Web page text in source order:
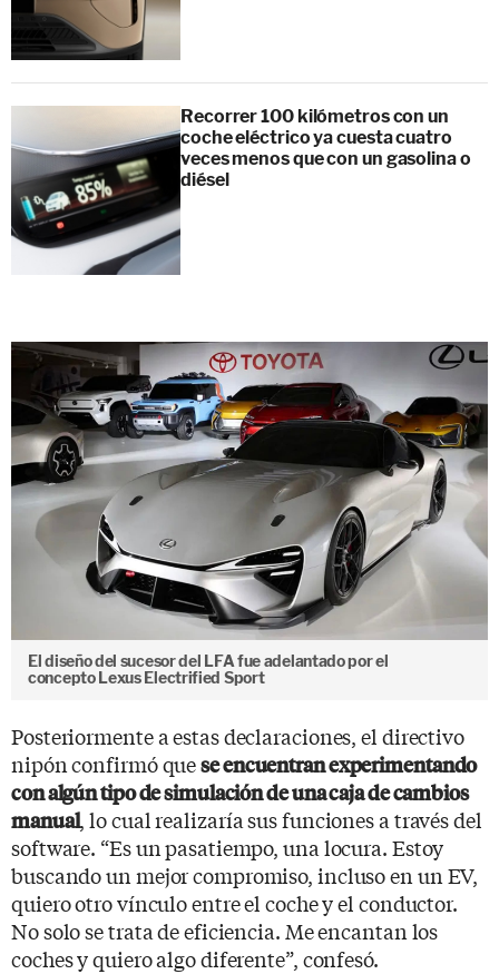
Recorrer 100 kilómetros con un
coche eléctrico ya cuesta cuatro
veces menos que con un gasolina o
diésel
El diseño del sucesor del LFA fue adelantado por el
concepto Lexus Electrified Sport
Posteriormente a estas declaraciones, el directivo
nipón confirmó quese encuentran experimentando
con algún tipo de simulación de una caja de cambios
manual, lo cual realizaría sus funciones a través del
software. “Es un pasatiempo, una locura. Estoy
buscando un mejor compromiso, incluso en un EV,
quiero otro vínculo entre el coche y el conductor.
No solo se trata de eficiencia. Me encantan los
coches y quiero algo diferente”, confesó.